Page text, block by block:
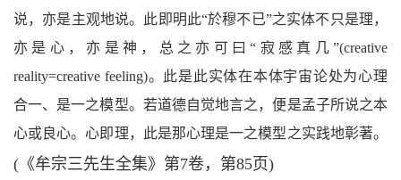
说，亦是主观地说。此即明此“於穆不已”之实体不只是理，
亦是心，亦是神，总之亦可曰“ 寂感真几”(creative
reality=creative feeling)。此是此实体在本体宇宙论处为心理
合一、是一之模型。若道德自觉地言之，便是孟子所说之本
心或良心。心即理，此是那心理是一之模型之实践地彰著。
( 《牟宗三先生全集》第7卷，第85页)